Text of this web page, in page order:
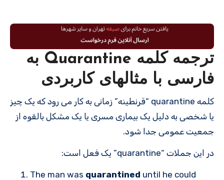
ترجمه کلمه Quarantine به
فارسی با مثالهای کاربردی
کلمه quarantine “قرنطینه” زمانی به کار می رود که یک چیز
یا شخصی به دلیل یک بیماری مسری یا یک مشکل بالقوه از
جمعیت عمومی جدا شود.
در این جملات “quarantine” یک فعل است:
The man was quarantined until he could